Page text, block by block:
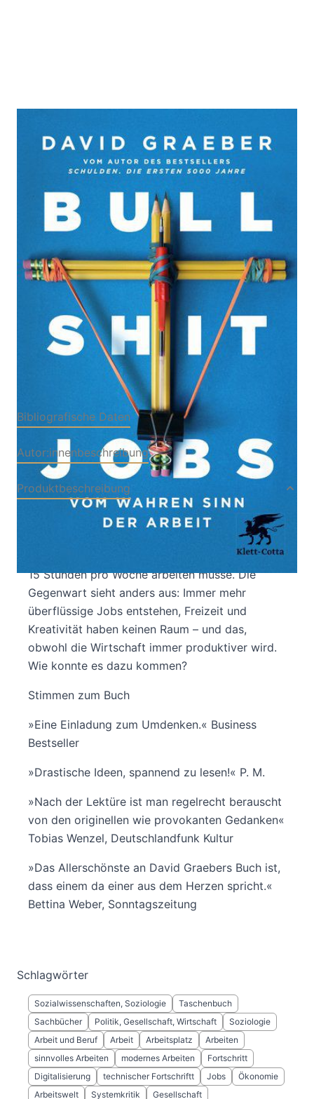
Bullshit-Jobs
Zur Wunschliste hinzufügen
Vom wahren Sinn der Arbeit
VonDavid Graeber
Verlag: Klett-Cotta 22.02.2020
Taschenbuch 464 Seiten
Paperback
ISBN: 978-3-608-
98245-9
Bibliografische Daten
Autor:innenbeschreibung
Produktbeschreibung
Im Jahr 1930 prophezeite der britische Ökonom
technischen Fortschritt heute niemand mehr als
15 Stunden pro Woche arbeiten müsse. Die
Gegenwart sieht anders aus: Immer mehr
überflüssige Jobs entstehen, Freizeit und
Kreativität haben keinen Raum – und das,
obwohl die Wirtschaft immer produktiver wird.
Wie konnte es dazu kommen?
Stimmen zum Buch
»Eine Einladung zum Umdenken.« Business
Bestseller
»Drastische Ideen, spannend zu lesen!« P. M.
»Nach der Lektüre ist man regelrecht berauscht
von den originellen wie provokanten Gedanken«
Tobias Wenzel, Deutschlandfunk Kultur
»Das Allerschönste an David Graebers Buch ist,
dass einem da einer aus dem Herzen spricht.«
Bettina Weber, Sonntagszeitung
Schlagwörter
Sozialwissenschaften, Soziologie
Taschenbuch
Sachbücher
Politik, Gesellschaft, Wirtschaft
Soziologie
Arbeit und Beruf
Arbeit Arbeitsplatz
Arbeiten
sinnvolles Arbeiten
modernes Arbeiten
Fortschritt
Digitalisierung
technischer Fortschriftt Jobs
Ökonomie
Arbeitswelt
Systemkritik Gesellschaft